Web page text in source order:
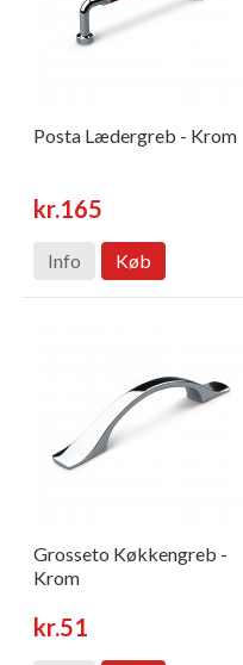
Posta Lædergreb - Krom
kr.165
Info Køb
Grosseto Køkkengreb -
Krom
kr.51